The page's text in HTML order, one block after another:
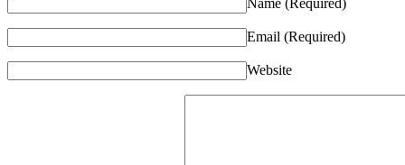
Wilderich Namensbedeutung
Name (Required)
Email (Required)
Website